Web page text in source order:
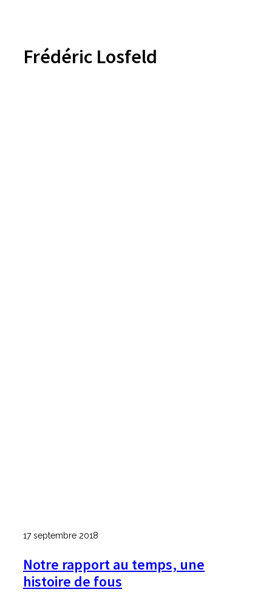
Frédéric Losfeld
17 septembre 2018
Notre rapport au temps, une
histoire de fous